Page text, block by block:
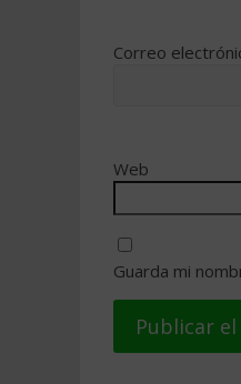
Correo
Web
Guarda mi